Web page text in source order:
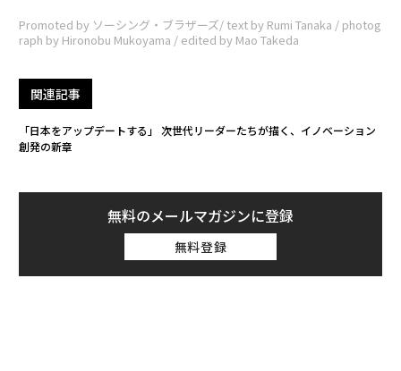
Promoted by ソーシング・ブラザーズ/ text by Rumi Tanaka / photog
raph by Hironobu Mukoyama / edited by Mao Takeda
関連記事
「日本をアップデートする」 次世代リーダーたちが描く、イノベーション
創発の新章
無料のメールマガジンに登録
無料登録